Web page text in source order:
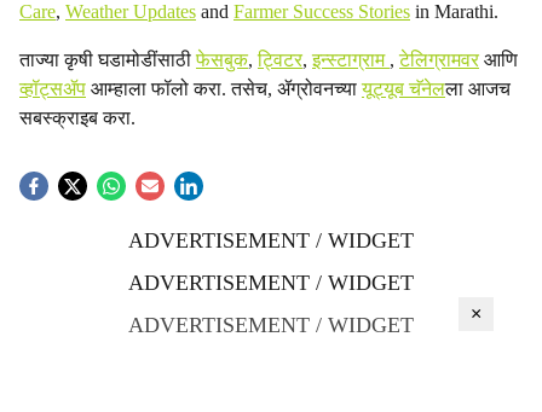
Care, Weather Updates and Farmer Success Stories in Marathi.
ताज्या कृषी घडामोडींसाठीफेसबुक,ट्विटर,इन्स्टाग्राम ,टेलिग्रामवरआणि
व्हॉट्सॲप आम्हाला फॉलो करा. तसेच, ॲग्रोवनच्यायूट्यूब चॅनेलला आजच
सबस्क्राइब करा.
ADVERTISEMENT / WIDGET
ADVERTISEMENT / WIDGET
ADVERTISEMENT / WIDGET
×